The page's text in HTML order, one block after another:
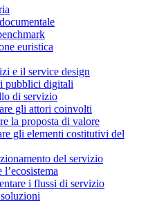
euristica
e il service design
pubblici digitali
di servizio
gli attori coinvolti
la proposta di valore
gli elementi costitutivi del
del servizio
i flussi di servizio